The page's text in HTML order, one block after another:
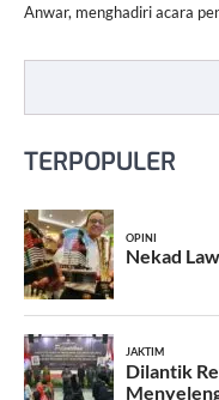
Anwar, menghadiri acara
TERPOPULER